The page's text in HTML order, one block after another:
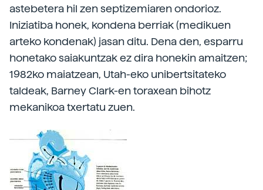
astebetera hil zen septizemiaren ondorioz.
Iniziatiba honek, kondena berriak (medikuen
arteko kondenak) jasan ditu. Dena den, esparru
honetako saiakuntzak ez dira honekin amaitzen;
1982ko maiatzean, Utah-eko unibertsitateko
taldeak, Barney Clark-en toraxean bihotz
mekanikoa txertatu zuen.